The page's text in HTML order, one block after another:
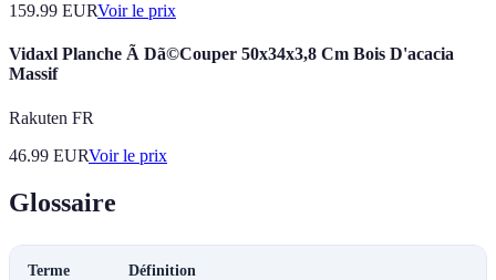
159.99 EURVoir le prix
Vidaxl Planche Ã Dã©Couper 50x34x3,8 Cm Bois D'acacia
Massif
Rakuten FR
46.99 EURVoir le prix
Glossaire
Terme Définition